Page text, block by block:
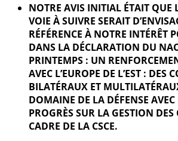
NOTRE AVIS INITIAL ÉTAIT QUE
VOIE À SUIVRE SERAIT
RÉFÉRENCE À NOTRE INTÉRÊT
DANS LA DÉCLARATION DU
PRINTEMPS : UN
AVEC L’EUROPE DE L’EST : DES
BILATÉRAUX ET
DOMAINE DE LA DÉFENSE AVEC
PROGRÈS SUR LA GESTION DES
CADRE DE LA CSCE.